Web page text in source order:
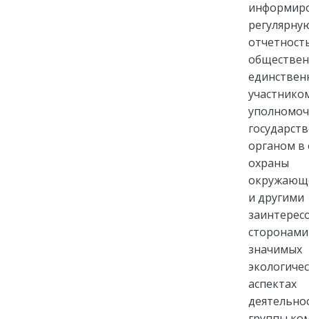
органом в
охраны
и другими
значимых
аспектах